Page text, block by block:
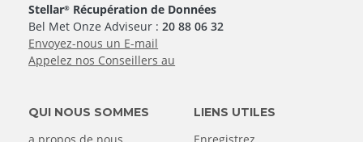
Stellar® Récupération de Données
Bel Met Onze Adviseur :20 88 06 32
Envoyez-nous un E-mail
Appelez nos Conseillers au
QUI NOUS SOMMES
a propos de nous
LIENS UTILES
Enregistrez